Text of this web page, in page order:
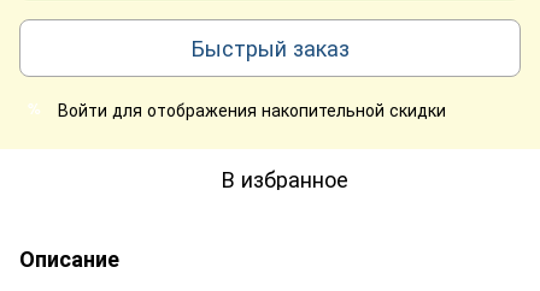
Быстрый заказ
% Войти для отображения накопительной скидки
В избранное
Описание